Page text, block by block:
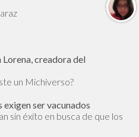
creadora del
un Michiverso?
exigen ser vacunados
sin éxito en busca de que los